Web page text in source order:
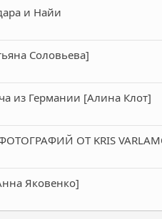
и Найи
Соловьева]
из Германии [Алина Клот]
ОТ KRIS
Яковенко]